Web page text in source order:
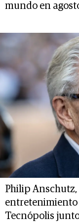
mundo en
Philip
entretenimiento
Tecnópolis